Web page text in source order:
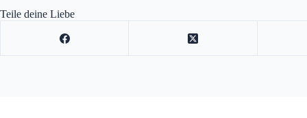
Teile deine Liebe